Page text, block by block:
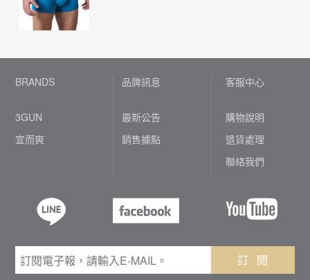
BRANDS
3GUN
宜而爽
品牌訊息
最新公告
銷售據點
客服中心
購物說明
退貨處理
聯絡我們
訂 閱